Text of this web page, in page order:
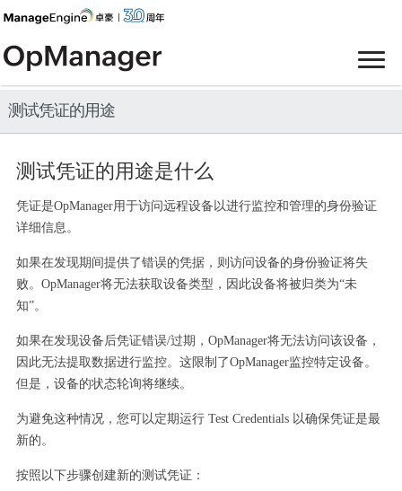
测试凭证的用途
测试凭证的用途是什么
凭证是OpManager用于访问远程设备以进行监控和管理的身份验证
详细信息。
如果在发现期间提供了错误的凭据，则访问设备的身份验证将失
败。OpManager将无法获取设备类型，因此设备将被归类为“未
知”。
如果在发现设备后凭证错误/过期，OpManager将无法访问该设备，
因此无法提取数据进行监控。这限制了OpManager监控特定设备。
但是，设备的状态轮询将继续。
为避免这种情况，您可以定期运行 Test Credentials 以确保凭证是最
新的。
按照以下步骤创建新的测试凭证：